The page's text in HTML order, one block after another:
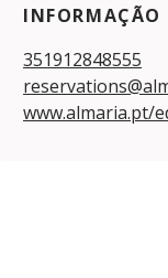
INFORMAÇÃO
351912848555
www.almaria.pt/